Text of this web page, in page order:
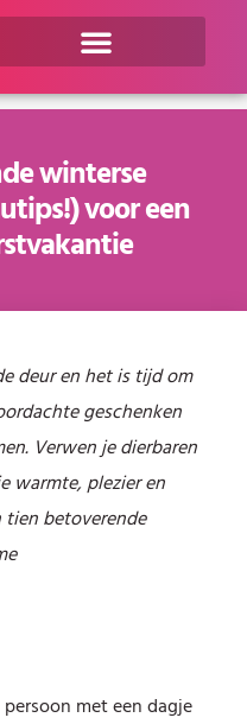
winterse
voor een
deur en het is tijd om
geschenken
Verwen je dierbaren
warmte, plezier en
betoverende
met een dagje